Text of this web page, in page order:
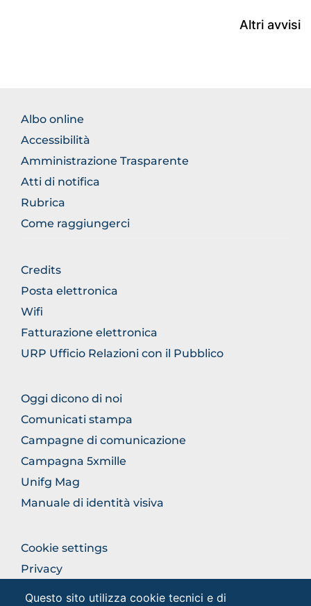
Questo sito utilizza cookie tecnici e di
Altri avvisi
FOOTER
NORMATIVA
Albo online
Accessibilità
Amministrazione Trasparente
Atti di notifica
Rubrica
Come raggiungerci
FOOTER
GENERICO
Credits
Posta elettronica
Wifi
Fatturazione elettronica
URP Ufficio Relazioni con il Pubblico
FOOTER
COMUNICAZIONE
Oggi dicono di noi
Comunicati stampa
Campagne di comunicazione
Campagna 5xmille
Unifg Mag
Manuale di identità visiva
FOOTER
COLONNA
DESTRA
Cookie settings
Privacy